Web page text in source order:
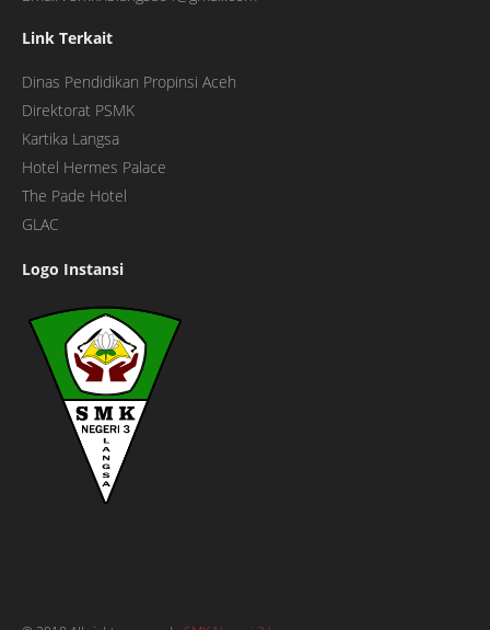
Link Terkait
Dinas Pendidikan Propinsi Aceh
Direktorat PSMK
Kartika Langsa
Hotel Hermes Palace
The Pade Hotel
GLAC
Logo Instansi